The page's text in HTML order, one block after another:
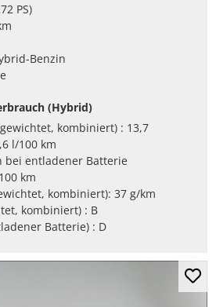
PS)
Benzin
(Hybrid)
Energieverbrauch (gewichtet, kombiniert) : 13,7
plus 1,6 l/100 km
bei entladener Batterie
5,6 l/100 km
kombiniert): 37 g/km
-Klasse (gewichtet, kombiniert) : B
-Klasse (bei entladener Batterie) : D